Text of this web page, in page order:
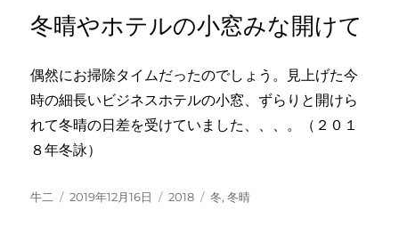
冬晴やホテルの小窓みな開けて
偶然にお掃除タイムだったのでしょう。見上げた今
時の細長いビジネスホテルの小窓、ずらりと開けら
れて冬晴の日差を受けていました、、、。（２０１
８年冬詠）
投
牛二
投
2019年12月16日
カ
2018
タ
冬,冬晴